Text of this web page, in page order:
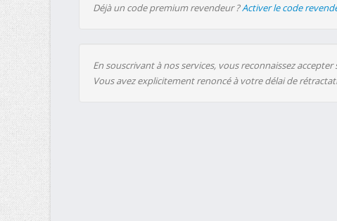
Déjà un code premium revendeur ?Activer le code
En souscrivant à nos services, vous reconnaissez
Vous avez explicitement renoncé à votre délai de